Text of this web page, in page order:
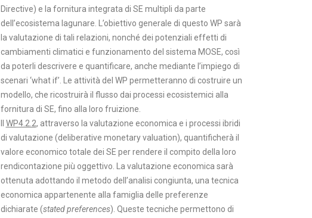
Directive) e la fornitura integrata di SE multipli da parte
dell’ecosistema lagunare. L’obiettivo generale di questo WP sarà
la valutazione di tali relazioni, nonché dei potenziali effetti di
cambiamenti climatici e funzionamento del sistema MOSE, così
da poterli descrivere e quantificare, anche mediante l’impiego di
scenari ‘what if’. Le attività del WP permetteranno di costruire un
modello, che ricostruirà il flusso dai processi ecosistemici alla
fornitura di SE, fino alla loro fruizione.
WP4.2.2, attraverso la valutazione economica e i processi ibridi
di valutazione (deliberative monetary valuation), quantificherà il
valore economico totale dei SE per rendere il compito della loro
rendicontazione più oggettivo. La valutazione economica sarà
ottenuta adottando il metodo dell’analisi congiunta, una tecnica
economica appartenente alla famiglia delle preferenze
dichiarate (stated preferences). Queste tecniche permettono di